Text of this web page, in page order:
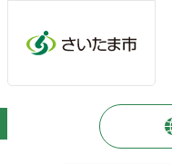
子育て・教育